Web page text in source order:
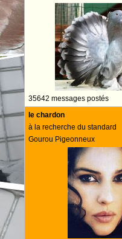
35642 messages postés
le chardon
à la recherche du standard
Gourou Pigeonneux